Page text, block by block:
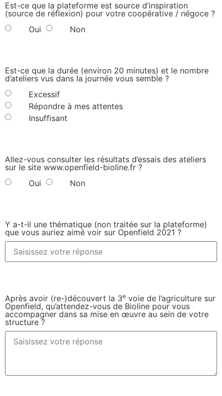
Est-ce que la plateforme est source d’inspiration
(source de réflexion) pour votre coopérative / négoce ?
Oui
Non
Est-ce que la durée (environ 20 minutes) et le nombre
d’ateliers vus dans la journée vous semble ?
Excessif
Répondre à mes attentes
Insuffisant
Allez-vous consulter les résultats d’essais des ateliers
sur le site www.openfield-bioline.fr ?
Oui
Non
Y a-t-il une thématique (non traitée sur la plateforme)
que vous auriez aimé voir sur Openfield 2021 ?
Après avoir (re-)découvert la 3e voie de l’agriculture sur
Openfield, qu’attendez-vous de Bioline pour vous
accompagner dans sa mise en œuvre au sein de votre
structure ?